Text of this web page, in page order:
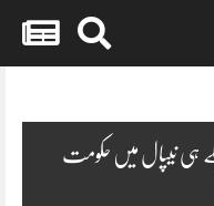
ہی نیپال میں حکومت